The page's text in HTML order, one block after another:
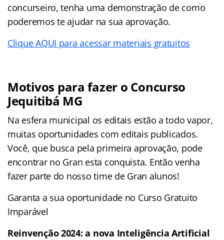
concurseiro, tenha uma demonstração de como
poderemos te ajudar na sua aprovação.
Clique AQUI para acessar materiais gratuitos
Motivos para fazer o Concurso
Jequitibá MG
Na esfera municipal os editais estão a todo vapor,
muitas oportunidades com editais publicados.
Você, que busca pela primeira aprovação, pode
encontrar no Gran esta conquista. Então venha
fazer parte do nosso time de Gran alunos!
Garanta a sua oportunidade no Curso Gratuito
Imparável
Reinvenção 2024: a nova Inteligência Artificial